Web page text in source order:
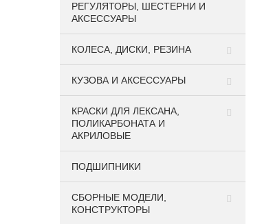
РЕГУЛЯТОРЫ, ШЕСТЕРНИ И
АКСЕССУАРЫ
КОЛЕСА, ДИСКИ, РЕЗИНА
КУЗОВА И АКСЕССУАРЫ
КРАСКИ ДЛЯ ЛЕКСАНА,
ПОЛИКАРБОНАТА И
АКРИЛОВЫЕ
ПОДШИПНИКИ
CБОРНЫЕ МОДЕЛИ,
КОНСТРУКТОРЫ